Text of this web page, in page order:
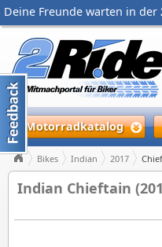
Deine Freunde warten in der
Motorradkatalog
Bikes Indian 2017
Indian Chieftain